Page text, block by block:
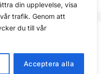
din upplevelse, visa
trafik. Genom att
du till vår
Acceptera alla